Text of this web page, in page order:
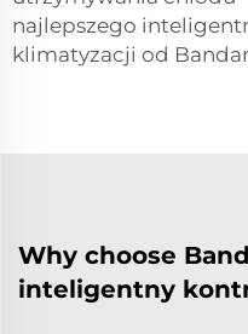
najlepszego
klimatyzacji od
Why choose
inteligentny